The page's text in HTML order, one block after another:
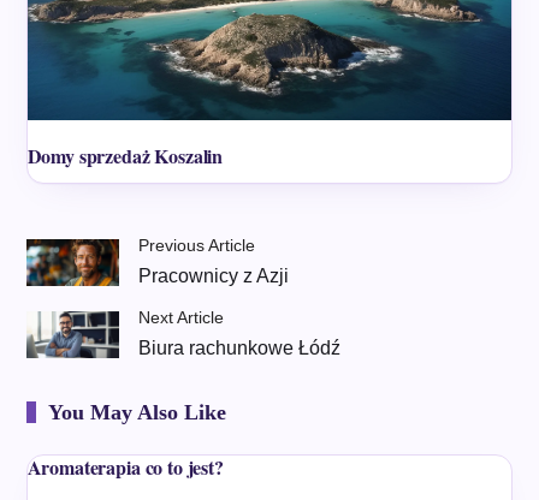
Domy sprzedaż Koszalin
Previous Article
Pracownicy z Azji
Next Article
Biura rachunkowe Łódź
You May Also Like
Aromaterapia co to jest?